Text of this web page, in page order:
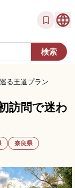
る王道プラン
訪問で迷わ
奈良県